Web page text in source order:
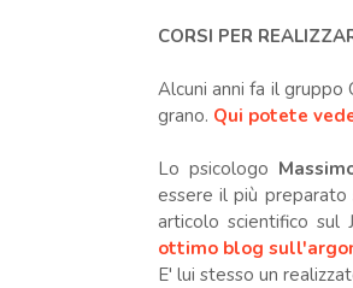
CORSI PER
Alcuni anni fa il
grano. Qui potete
Lo psicologo
essere il più
articolo scientifico sul
ottimo blog
E' lui stesso un